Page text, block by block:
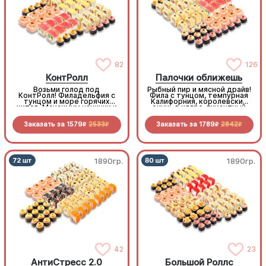
82
КонтРолл
Возьми голод под
КонтРолл! Филадельфия с
тунцом и море горячих
хитов. Максимум начинки и
цене
Заказать за 1579R 2533R
126
Палочки оближешь
Рыбный пир и мясной драйв!
Фила с тунцом, темпурная
Калифорния, королевский
окунь в кляре, пикантный
свежесть овощей и
нежность морепродуктов.
Заказать за 1789R 2842R
1890гр.
42
АнтиСтресс 2.0
1890гр.
23
Большой Роллс